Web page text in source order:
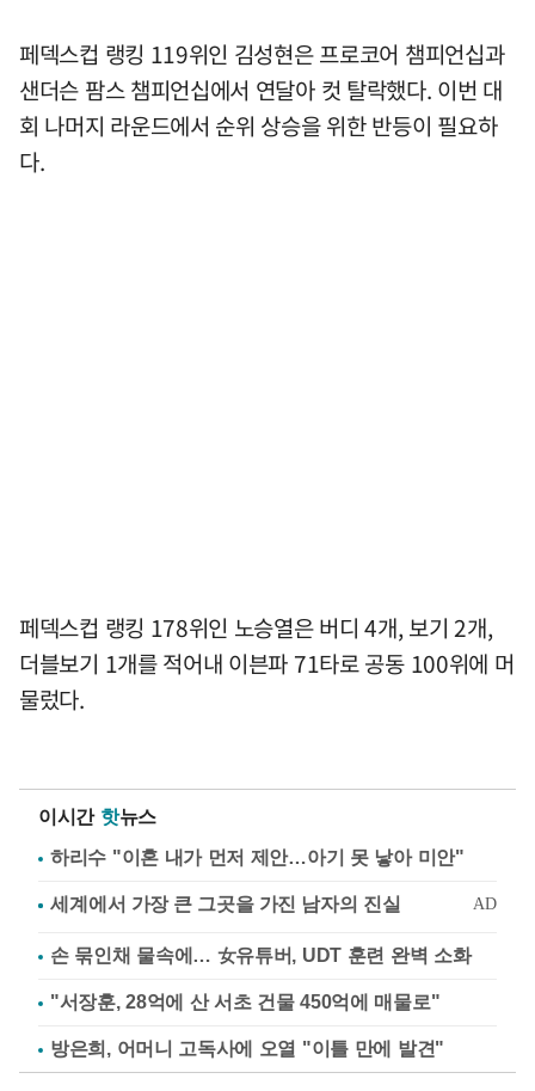
페덱스컵 랭킹 119위인 김성현은 프로코어 챔피언십과
샌더슨 팜스 챔피언십에서 연달아 컷 탈락했다. 이번 대
회 나머지 라운드에서 순위 상승을 위한 반등이 필요하
다.
페덱스컵 랭킹 178위인 노승열은 버디 4개, 보기 2개,
더블보기 1개를 적어내 이븐파 71타로 공동 100위에 머
물렀다.
이시간 핫뉴스
하리수 "이혼 내가 먼저 제안…아기 못 낳아 미안"
손 묶인채 물속에… 女유튜버, UDT 훈련 완벽 소화
"서장훈, 28억에 산 서초 건물 450억에 매물로"
방은희, 어머니 고독사에 오열 "이틀 만에 발견"